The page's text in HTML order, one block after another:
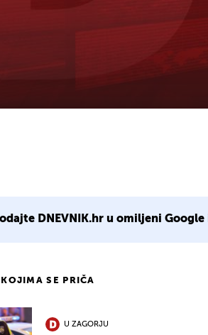
DNEVNIK.hr u omiljeni
SE PRIČA
U ZAGORJU